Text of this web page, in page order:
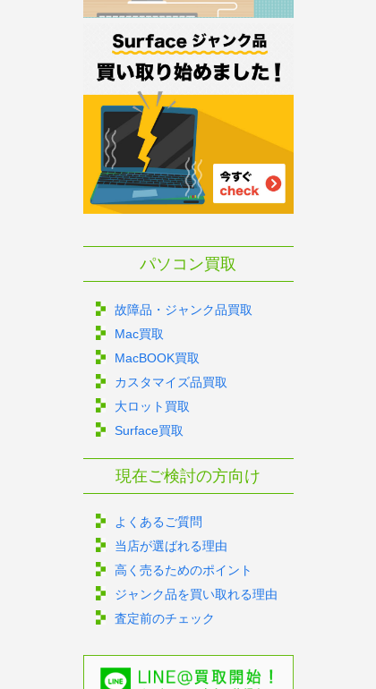
パソコン買取
故障品・ジャンク品買取
Mac買取
MacBOOK買取
カスタマイズ品買取
大ロット買取
Surface買取
現在ご検討の方向け
よくあるご質問
当店が選ばれる理由
高く売るためのポイント
ジャンク品を買い取れる理由
査定前のチェック